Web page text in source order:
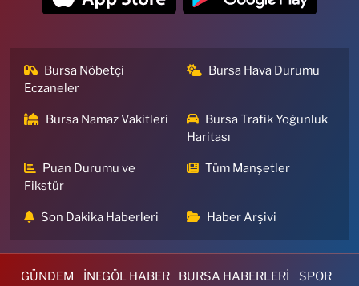
Bursa Nöbetçi
Eczaneler
Bursa Hava Durumu
Bursa Namaz Vakitleri
Bursa Trafik Yoğunluk
Haritası
Puan Durumu ve
Fikstür
Tüm Manşetler
Son Dakika Haberleri Haber Arşivi
GÜNDEM İNEGÖL HABER BURSA HABERLERİ
SPOR